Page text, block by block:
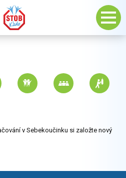
v Sebekoučinku si založte nový